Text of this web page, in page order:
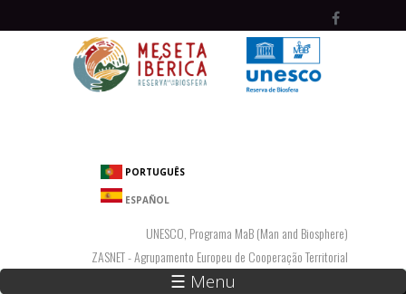
PORTUGUÊS
ESPAÑOL
UNESCO, Programa MaB (Man and Biosphere)
ZASNET - Agrupamento Europeu de Cooperação Territorial
☰ Menu